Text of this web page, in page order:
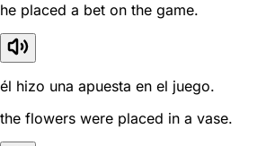
he placed a bet on the game.
él hizo una apuesta en el juego.
the flowers were placed in a vase.